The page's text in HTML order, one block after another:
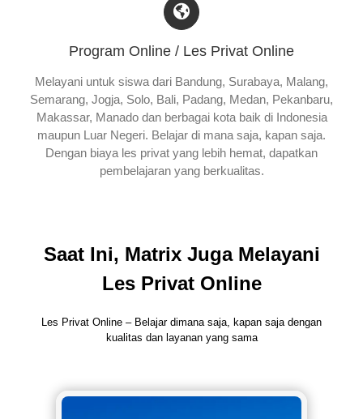
Program Online / Les Privat Online
Melayani untuk siswa dari Bandung, Surabaya, Malang,
Semarang, Jogja, Solo, Bali, Padang, Medan, Pekanbaru,
Makassar, Manado dan berbagai kota baik di Indonesia
maupun Luar Negeri. Belajar di mana saja, kapan saja.
Dengan biaya les privat yang lebih hemat, dapatkan
pembelajaran yang berkualitas.
Saat Ini, Matrix Juga Melayani
Les Privat Online
Les Privat Online – Belajar dimana saja, kapan saja dengan
kualitas dan layanan yang sama